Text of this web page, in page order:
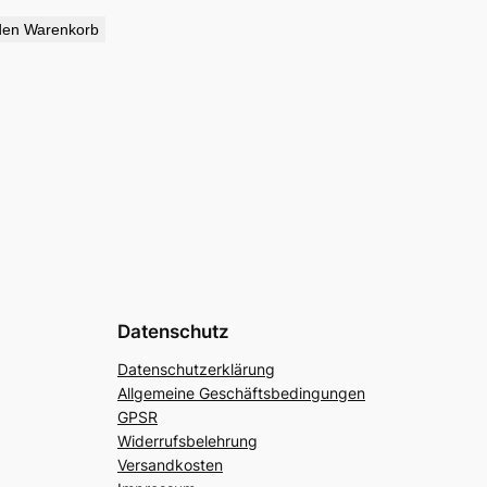
Warenkorb
Datenschutz
Datenschutzerklärung
Allgemeine Geschäftsbedingungen
GPSR
Widerrufsbelehrung
Versandkosten